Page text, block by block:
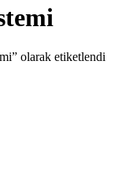
olarak etiketlendi